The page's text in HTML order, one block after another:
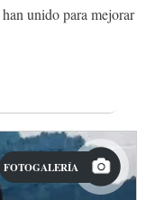
unido para mejorar
FOTOGALERÍA